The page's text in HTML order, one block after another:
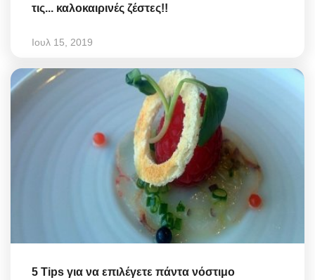
τις... καλοκαιρινές ζέστες!!
Ιουλ 15, 2019
5 Tips για να επιλέγετε πάντα νόστιμο